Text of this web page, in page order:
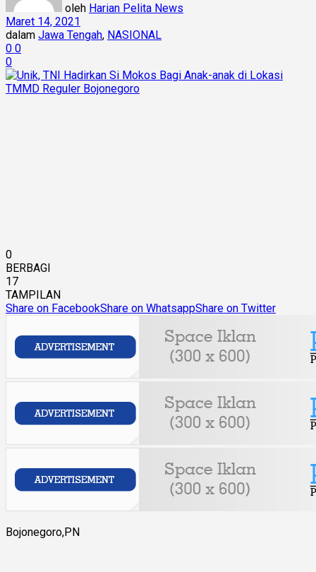
oleh Harian Pelita News
Maret 14, 2021
dalam Jawa Tengah, NASIONAL
0 0
0
0
BERBAGI
17
TAMPILAN
Share on FacebookShare on WhatsappShare on Twitter
Bojonegoro,PN